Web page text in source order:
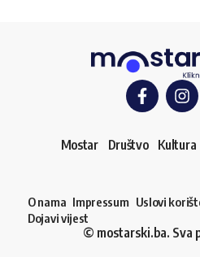
Mostar Društvo Kultura
O nama Impressum Uslovi
Dojavi vijest
© mostarski.ba. Sva